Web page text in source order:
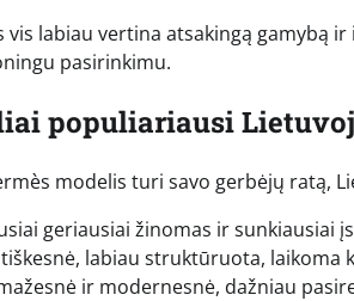
vis labiau vertina atsakingą gamybą
pasirinkimu.
populiariausi
modelis turi savo gerbėjų ratą,
geriausiai žinomas ir sunkiausiai
labiau struktūruota, laikoma
ir modernesnė, dažniau